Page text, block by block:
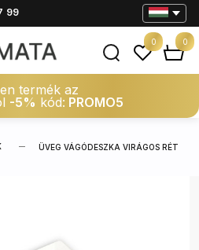
99
termék az
-5% kód: PROMO5
0 0
ÜVEG VÁGÓDESZKA VIRÁGOS RÉT